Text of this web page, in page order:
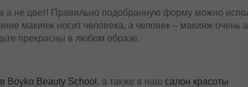
а не цвет! Правильно подобранную форму можно
макияж носит человека, а человек – макияж очень
прекрасны в любом образе.
Boyko Beauty School , а также в наш салон красоты